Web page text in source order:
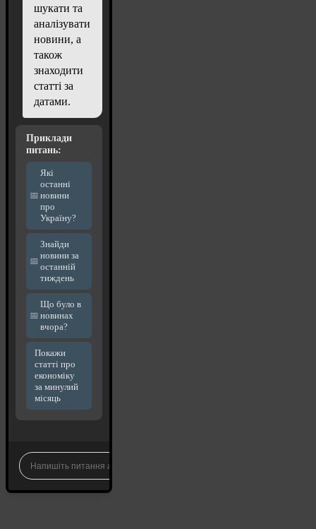
шукати та
аналізувати
новини, а
також
знаходити
статті за
датами.
Приклади
питань:
Які
останні
новини
про
Україну?
Знайди
новини за
останній
тиждень
Що було в
новинах
вчора?
Покажи
статті про
економіку
за минулий
місяць